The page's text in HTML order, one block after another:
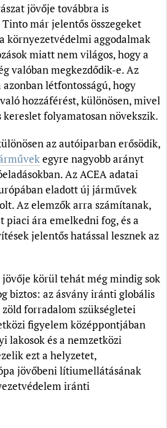
jövője továbbra is
már jelentős összegeket
környezetvédelmi aggodalmak
miatt nem világos, hogy a
valóban megkezdődik-e. Az
létfontosságú, hogy
hozzáférést, különösen, mivel
folyamatosan növekszik.
az autóiparban erősödik,
egyre nagyobb arányt
Az ACEA adatai
eladott új járművek
Az elemzők arra számítanak,
ára emelkedni fog, és a
jelentős hatással lesznek az
körül tehát még mindig sok
biztos: az ásvány iránti globális
forradalom szükségletei
figyelem középpontjában
lakosok és a nemzetközi
ezt a helyzetet,
jövőbeni lítiumellátásának
iránti